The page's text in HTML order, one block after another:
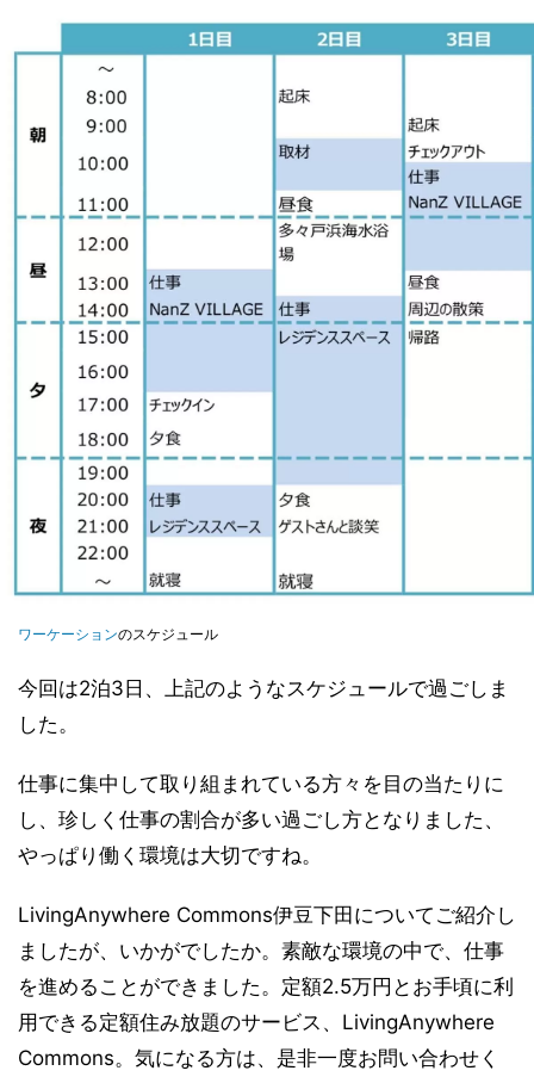
ワーケーションのスケジュール
今回は2泊3日、上記のようなスケジュールで過ごしま
した。
仕事に集中して取り組まれている方々を目の当たりに
し、珍しく仕事の割合が多い過ごし方となりました、
やっぱり働く環境は大切ですね。
LivingAnywhere Commons伊豆下田についてご紹介し
ましたが、いかがでしたか。素敵な環境の中で、仕事
を進めることができました。定額2.5万円とお手頃に利
用できる定額住み放題のサービス、LivingAnywhere
Commons。気になる方は、是非一度お問い合わせく